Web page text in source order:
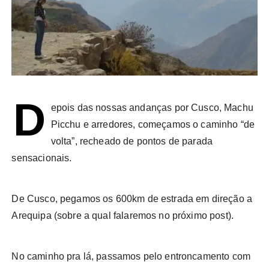
D
epois das nossas andanças por Cusco, Machu
Picchu e arredores, começamos o caminho “de
volta”, recheado de pontos de parada
sensacionais.
De Cusco, pegamos os 600km de estrada em direção a
Arequipa (sobre a qual falaremos no próximo post).
No caminho pra lá, passamos pelo entroncamento com